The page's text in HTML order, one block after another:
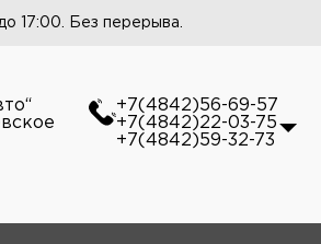
17:00. Без перерыва.
+7(4842)56-69-57
+7(4842)22-03-75
+7(4842)59-32-73